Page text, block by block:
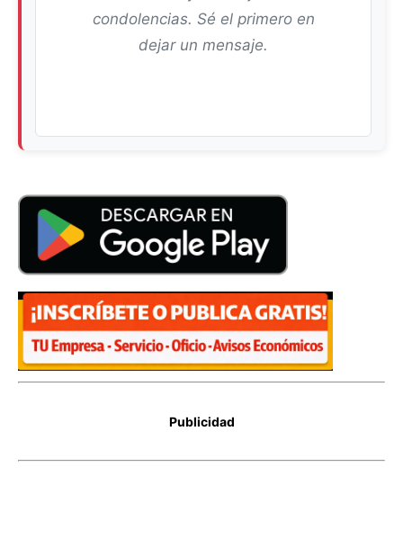
condolencias. Sé el primero en
dejar un mensaje.
Publicidad